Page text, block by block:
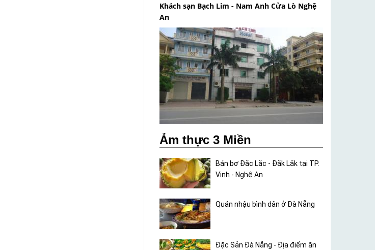
Khách sạn Bạch Lim - Nam Anh Cửa Lò Nghệ
An
Ảm thực 3 Miền
Bán bơ Đắc Lắc - Đắk Lắk tại TP.
Vinh - Nghệ An
Quán nhậu bình dân ở Đà Nẵng
Đặc Sản Đà Nẵng - Địa điểm ăn